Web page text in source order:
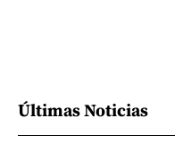
Últimas Noticias